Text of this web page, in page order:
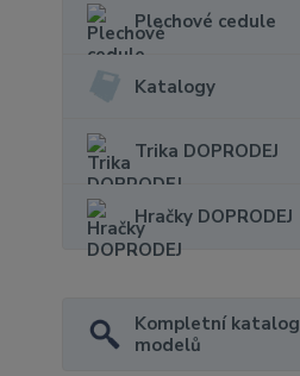
Plechové cedule
Katalogy
Trika DOPRODEJ
Hračky DOPRODEJ
Kompletní katalog
modelů